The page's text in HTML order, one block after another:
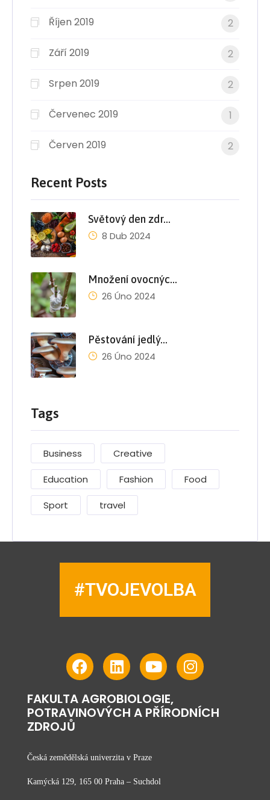
Říjen 2019 2
Září 2019 2
Srpen 2019 2
Červenec 2019 1
Červen 2019 2
Recent Posts
Světový den zdr…
8 Dub 2024
Množení ovocnýc…
26 Úno 2024
Pěstování jedlý…
26 Úno 2024
Tags
Business Creative
Education Fashion Food
Sport travel
#TVOJEVOLBA
FAKULTA AGROBIOLOGIE,
POTRAVINOVÝCH A PŘÍRODNÍCH
ZDROJŮ
Česká zemědělská univerzita v Praze
Kamýcká 129, 165 00 Praha – Suchdol